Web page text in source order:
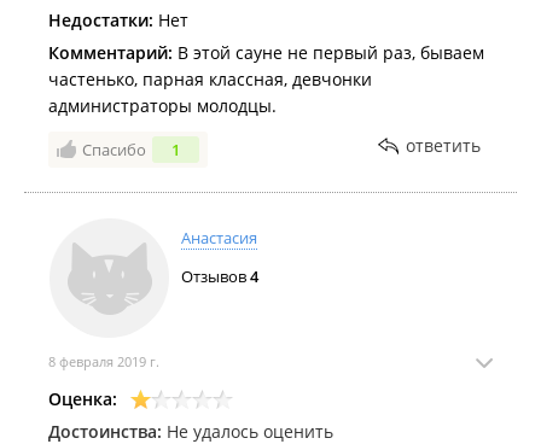
Недостатки: Нет
Комментарий: В этой сауне не первый раз, бываем
частенько, парная классная, девчонки
администраторы молодцы.
Спасибо 1 ответить
Анастасия
Отзывов4
8 февраля 2019 г.
Оценка:
Достоинства: Не удалось оценить